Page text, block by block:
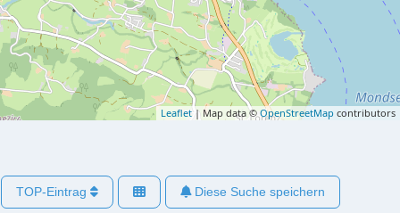
Leaflet | Map data ©OpenStreetMap contributors
TOP-Eintrag Diese Suche speichern